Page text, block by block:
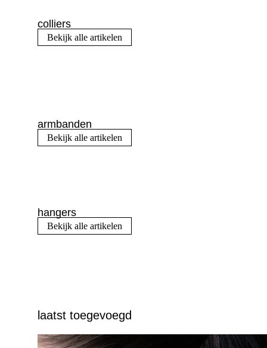
colliers
Bekijk alle artikelen
armbanden
Bekijk alle artikelen
hangers
Bekijk alle artikelen
laatst toegevoegd